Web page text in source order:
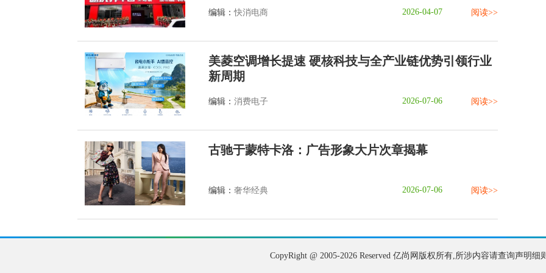
编辑：快消电商 2026-04-07 阅读>>
美菱空调增长提速 硬核科技与全产业链优势引领行业
新周期
编辑： 消费电子 2026-07-06 阅读>>
古驰于蒙特卡洛：广告形象大片次章揭幕
编辑： 奢华经典 2026-07-06 阅读>>
CopyRight @ 2005-2026 Reserved 亿尚网版权所有,所涉内容请查询声明细